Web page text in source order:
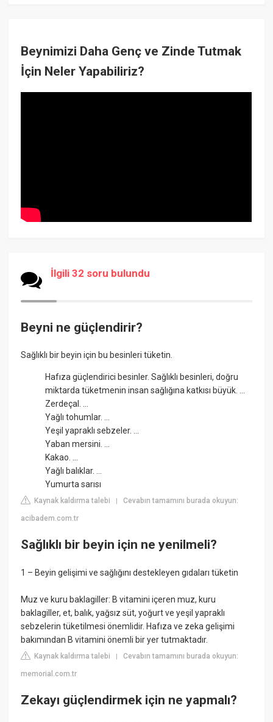
Beynimizi Daha Genç ve Zinde Tutmak
İçin Neler Yapabiliriz?
İlgili 32 soru bulundu
Beyni ne güçlendirir?
Sağlıklı bir beyin için bu besinleri tüketin.
Hafıza güçlendirici besinler. Sağlıklı besinleri, doğru
miktarda tüketmenin insan sağlığına katkısı büyük. ...
Zerdeçal. ...
Yağlı tohumlar. ...
Yeşil yapraklı sebzeler. ...
Yaban mersini. ...
Kakao. ...
Yağlı balıklar. ...
Yumurta sarısı
Kaynak kaldırma talebi |Cevabın tamamını burada okuyun:
acibadem.com.tr
Sağlıklı bir beyin için ne yenilmeli?
1 – Beyin gelişimi ve sağlığını destekleyen gıdaları tüketin
Muz ve kuru baklagiller: B vitamini içeren muz, kuru
baklagiller, et, balık, yağsız süt, yoğurt ve yeşil yapraklı
sebzelerin tüketilmesi önemlidir. Hafıza ve zeka gelişimi
bakımından B vitamini önemli bir yer tutmaktadır.
Kaynak kaldırma talebi |Cevabın tamamını burada okuyun:
memorial.com.tr
Zekayı güçlendirmek için ne yapmalı?